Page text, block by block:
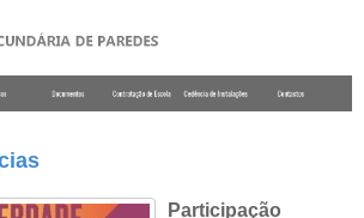
Participação